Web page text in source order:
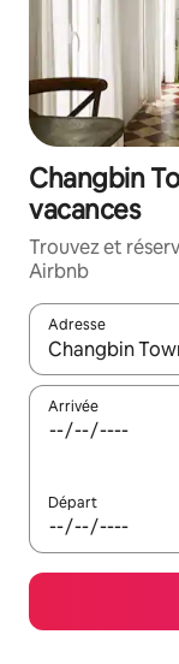
Changbin
vacances
Trouvez et
Airbnb
Adresse
Lorsque les
Arrivée
Départ